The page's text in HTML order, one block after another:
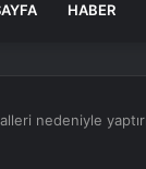
HABER
nedeniyle